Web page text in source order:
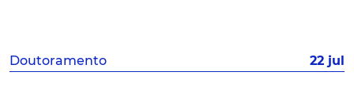
Doutoramento 22 jul